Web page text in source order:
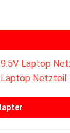
Laptop
Laptop Netzteil